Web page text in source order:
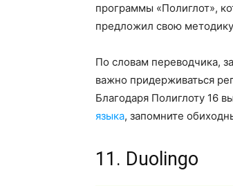
программы «Полиглот»,
предложил свою
По словам переводчика,
важно придерживаться
Благодаря Полиглоту 16
языка, запомните
11. Duolingo